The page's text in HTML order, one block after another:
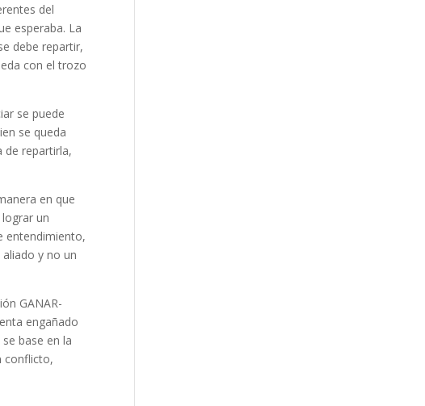
del
esperaba. La
debe repartir,
con el trozo
se puede
se queda
de repartirla,
en que
un
entendimiento,
y no un
GANAR-
engañado
base en la
conflicto,